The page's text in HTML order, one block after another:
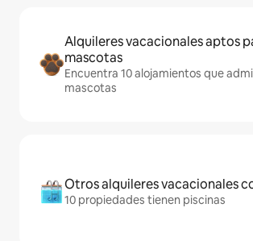
Alquileres vacacionales aptos
mascotas
Encuentra 10 alojamientos que
mascotas
Otros alquileres vacacionales
10 propiedades tienen piscinas